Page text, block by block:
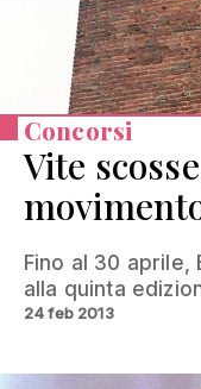
Concorsi
Vite
Fino al 30
alla quinta
24 feb 2013